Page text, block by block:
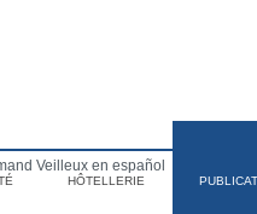
HÔTELLERIE
Veilleux en español